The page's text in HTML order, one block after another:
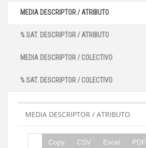
MEDIA DESCRIPTOR / ATRIBUTO
% SAT. DESCRIPTOR / ATRIBUTO
MEDIA DESCRIPTOR / COLECTIVO
% SAT. DESCRIPTOR / COLECTIVO
MEDIA DESCRIPTOR / ATRIBUTO
Copy CSV Excel PDF